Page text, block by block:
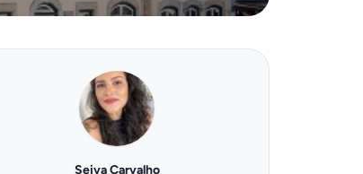
Seiva Carvalho